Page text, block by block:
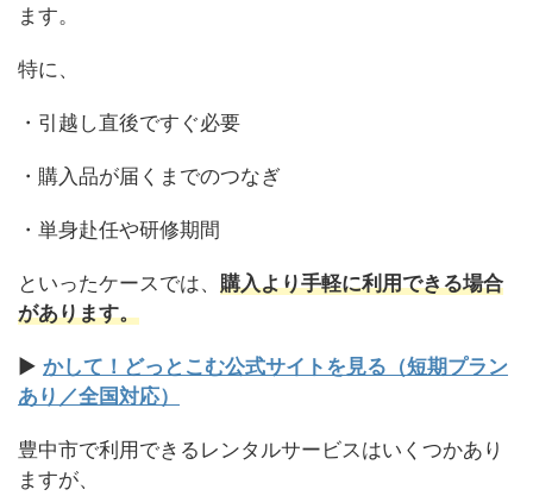
ます。
特に、
・引越し直後ですぐ必要
・購入品が届くまでのつなぎ
・単身赴任や研修期間
といったケースでは、 購入より手軽に利用できる場合
があります。
▶ かして！どっとこむ公式サイトを見る（短期プラン
あり／全国対応）
豊中市で利用できるレンタルサービスはいくつかあり
ますが、